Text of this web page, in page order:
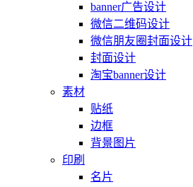
banner广告设计
微信二维码设计
微信朋友圈封面设计
封面设计
淘宝banner设计
素材
贴纸
边框
背景图片
印刷
名片